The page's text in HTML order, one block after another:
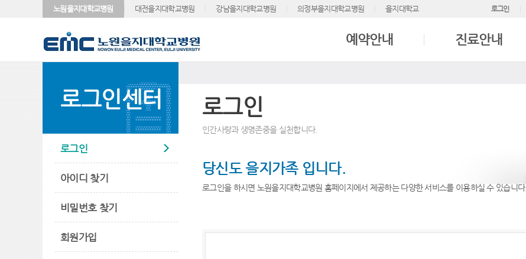
노원을지대학교병원 대전을지대학교병원 강남을지대학교병원 의정부을지대학교병원 을지대학교 로그인
예약안내 진료안내
로그인센터
로그인
아이디 찾기
비밀번호 찾기
회원가입
로그인
인간사랑과 생명존중을 실천합니다.
당신도 을지가족 입니다.
로그인을 하시면 노원을지대학교병원 홈페이지에서 제공하는 다양한 서비스를 이용하실 수 있습니다.